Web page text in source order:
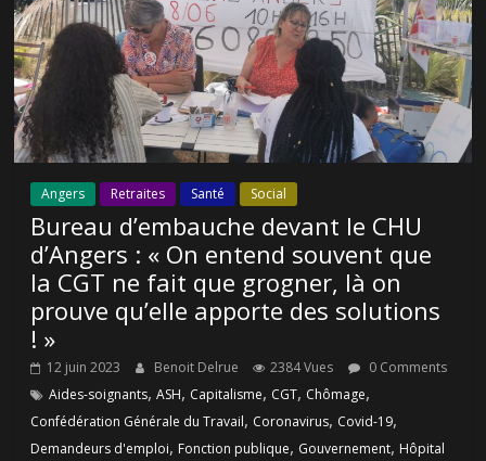
Angers Retraites Santé Social
Bureau d’embauche devant le CHU
d’Angers : « On entend souvent que
la CGT ne fait que grogner, là on
prouve qu’elle apporte des solutions
! »
12 juin 2023 Benoit Delrue 2384 Vues
0 Comments
Aides-soignants,ASH, Capitalisme, CGT, Chômage,
Confédération Générale du Travail, Coronavirus, Covid-19,
Demandeurs d'emploi, Fonction publique, Gouvernement, Hôpital